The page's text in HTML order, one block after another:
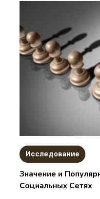
Исследование
Значение и
Социальных Сетях